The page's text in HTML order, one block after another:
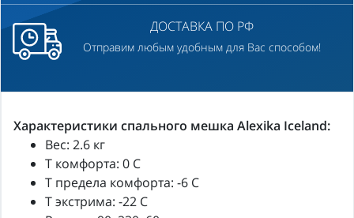
ДОСТАВКА ПО РФ
Отправим любым удобным для Вас способом!
Характеристики спального мешка Alexika Iceland:
Вес: 2.6 кг
Т комфорта: 0 C
Т предела комфорта: -6 C
T экстрима: -22 C